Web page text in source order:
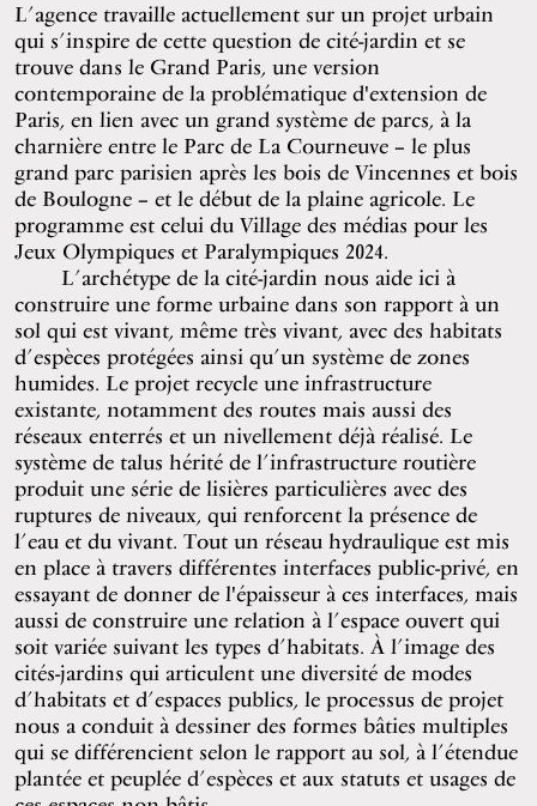
L’agence travaille actuellement sur un projet urbain
qui s’inspire de cette question de cité-jardin et se
trouve dans le Grand Paris, une version
contemporaine de la problématique d'extension de
Paris, en lien avec un grand système de parcs, à la
charnière entre le Parc de La Courneuve – le plus
grand parc parisien après les bois de Vincennes et bois
de Boulogne – et le début de la plaine agricole. Le
programme est celui du Village des médias pour les
Jeux Olympiques et Paralympiques 2024.
L’archétype de la cité-jardin nous aide ici à
construire une forme urbaine dans son rapport à un
sol qui est vivant, même très vivant, avec des habitats
d’espèces protégées ainsi qu’un système de zones
humides. Le projet recycle une infrastructure
existante, notamment des routes mais aussi des
réseaux enterrés et un nivellement déjà réalisé. Le
système de talus hérité de l’infrastructure routière
produit une série de lisières particulières avec des
ruptures de niveaux, qui renforcent la présence de
l’eau et du vivant. Tout un réseau hydraulique est mis
en place à travers différentes interfaces public-privé, en
essayant de donner de l'épaisseur à ces interfaces, mais
aussi de construire une relation à l’espace ouvert qui
soit variée suivant les types d’habitats. À l’image des
cités-jardins qui articulent une diversité de modes
d’habitats et d’espaces publics, le processus de projet
nous a conduit à dessiner des formes bâties multiples
qui se différencient selon le rapport au sol, à l’étendue
plantée et peuplée d’espèces et aux statuts et usages de